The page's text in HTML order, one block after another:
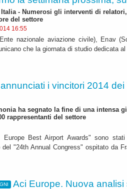
Italia - Numerosi gli interventi di
del settore
16:55
nazionale aviazione civile), Enav
che la giornata di studio dedicata
i vincitori 2014 dei
ha segnato la fine di una intensa
rappresentanti del settore
Best Airport Awards" sono stati
"24th Annual Congress" ospitato da
Aci Europe. Nuova